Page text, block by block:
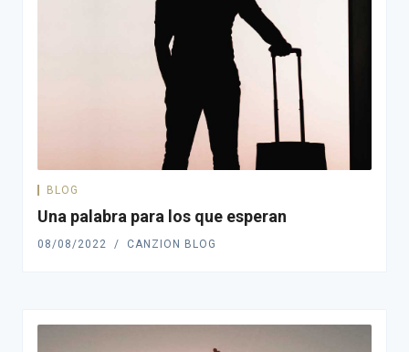
BLOG
Una palabra para los que esperan
08/08/2022 CANZION BLOG